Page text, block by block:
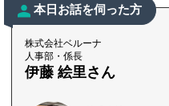
本日お話を伺った方
株式会社ベルーナ
人事部・係長
伊藤 絵里さん